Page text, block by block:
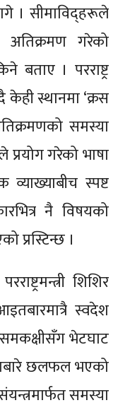
। सीमाविद्हरूले
गरेको
बताए । परराष्ट्र
केही स्थानमा ‘क्रस
समस्या
प्रयोग गरेको भाषा
व्याख्याबीच स्पष्ट
नै विषयको
प्रस्टिन्छ ।
शिशिर
स्वदेश
भेटघाट
छलफल भएको
समस्या